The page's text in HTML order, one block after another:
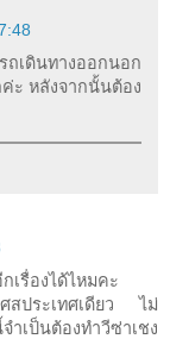
เดินทางออกนอก
ค่ะ หลังจากนั้นต้อง
รื่องได้ไหมคะ
สประเทศเดียว ไม่
เป็นต้องทำวีซ่าเชง